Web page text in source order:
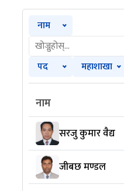
नाम
पद महाशाखा
नाम
सरजु कुमार वैद्य
जीबछ मण्डल